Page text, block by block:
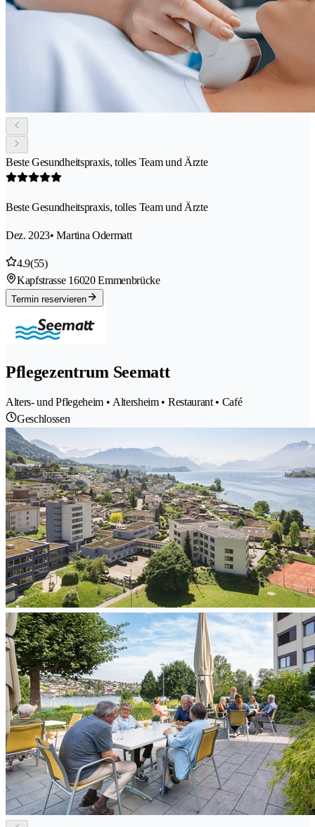
Beste Gesundheitspraxis, tolles Team und Ärzte
Beste Gesundheitspraxis, tolles Team und Ärzte
Dez. 2023• Martina Odermatt
4.9(55)
Kapfstrasse 16020 Emmenbrücke
Termin reservieren
Pflegezentrum Seematt
Alters- und Pflegeheim • Altersheim • Restaurant • Café
Geschlossen